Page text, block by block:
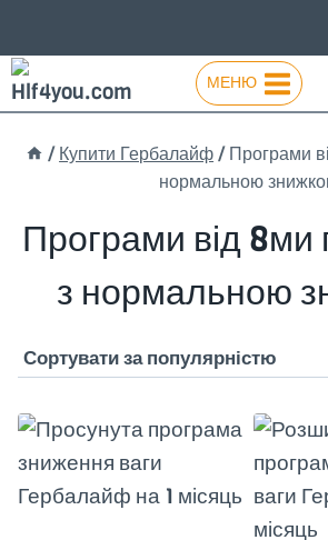
до
вмісту
МЕНЮ
/ Купити Гербалайф/ Програми
нормальною
Програми від 8ми
з нормальною